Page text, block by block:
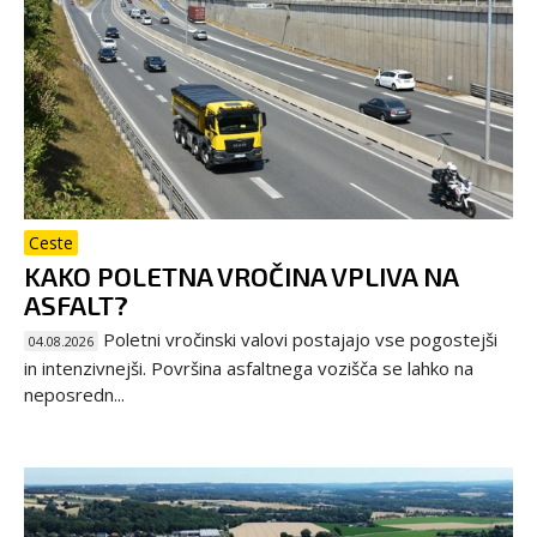
Ceste
KAKO POLETNA VROČINA VPLIVA NA
ASFALT?
04.08.2026 Poletni vročinski valovi postajajo vse pogostejši
in intenzivnejši. Površina asfaltnega vozišča se lahko na
neposredn...